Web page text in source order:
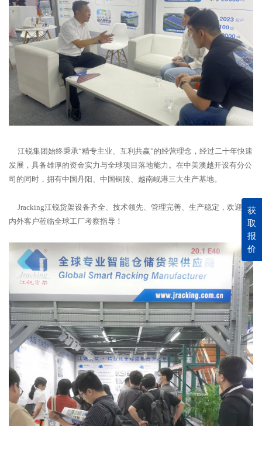
江锐集团始终秉承“精专主业、互利共赢”的经营理念，经过二十年快速
发展，具备雄厚的资金实力与全球项目落地能力。在中美澳越开设有分公
司的同时，拥有中国丹阳、中国铜陵、越南岘港三大生产基地。
Jracking江锐货架设备齐全、技术领先、管理完善、生产稳定，欢迎海
内外客户莅临全球工厂考察指导！
获
取
报
价